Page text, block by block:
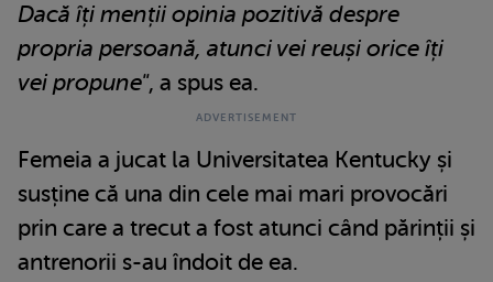
Dacă îți menții opinia pozitivă despre
propria persoană, atunci vei reuși orice îți
vei propune", a spus ea.
Femeia a jucat la Universitatea Kentucky și
susține că una din cele mai mari provocări
prin care a trecut a fost atunci când părinții și
antrenorii s-au îndoit de ea.